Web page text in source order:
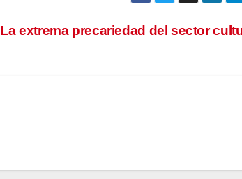
La extrema precariedad del sector